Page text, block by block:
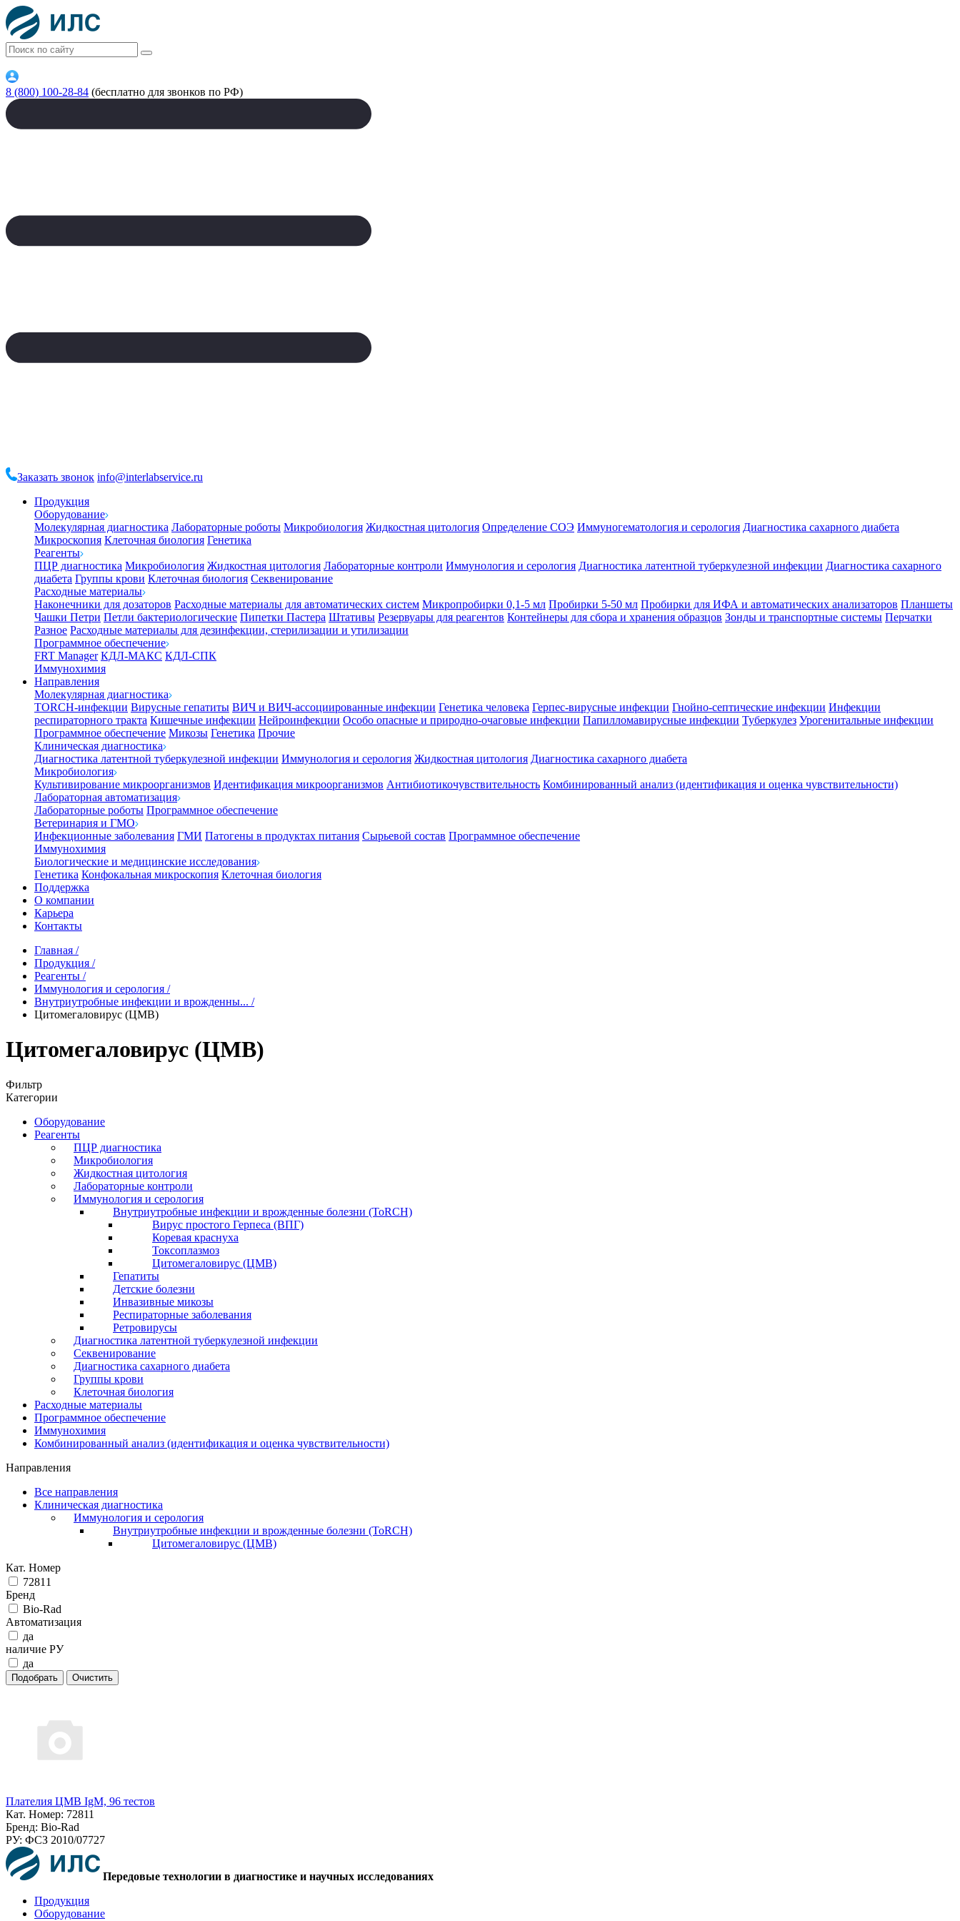
8 (800) 100-28-84 (бесплатно для звонков по РФ)
Заказать звонок info@interlabservice.ru
Продукция
Оборудование
Молекулярная диагностика Лабораторные роботы Микробиология Жидкостная цитология Определение СОЭ Иммуногематология и серология Диагностика сахарного диабета
Микроскопия Клеточная биология Генетика
Реагенты
ПЦР диагностика Микробиология Жидкостная цитология Лабораторные контроли Иммунология и серология Диагностика латентной туберкулезной инфекции Диагностика сахарного
диабета Группы крови Клеточная биология Секвенирование
Расходные материалы
Наконечники для дозаторов Расходные материалы для автоматических систем Микропробирки 0,1-5 мл Пробирки 5-50 мл Пробирки для ИФА и автоматических анализаторов Планшеты
Чашки Петри Петли бактериологические Пипетки Пастера Штативы Резервуары для реагентов Контейнеры для сбора и хранения образцов Зонды и транспортные системы Перчатки
Разное Расходные материалы для дезинфекции, стерилизации и утилизации
Программное обеспечение
FRT Manager КДЛ-МАКС КДЛ-СПК
Иммунохимия
Направления
Молекулярная диагностика
TORCH-инфекции Вирусные гепатиты ВИЧ и ВИЧ-ассоциированные инфекции Генетика человека Герпес-вирусные инфекции Гнойно-септические инфекции Инфекции
респираторного тракта Кишечные инфекции Нейроинфекции Особо опасные и природно-очаговые инфекции Папилломавирусные инфекции Туберкулез Урогенитальные инфекции
Программное обеспечение Микозы Генетика Прочие
Клиническая диагностика
Диагностика латентной туберкулезной инфекции Иммунология и серология Жидкостная цитология Диагностика сахарного диабета
Микробиология
Культивирование микроорганизмов Идентификация микроорганизмов Антибиотикочувствительность Комбинированный анализ (идентификация и оценка чувствительности)
Лабораторная автоматизация
Лабораторные роботы Программное обеспечение
Ветеринария и ГМО
Инфекционные заболевания ГМИ Патогены в продуктах питания Сырьевой состав Программное обеспечение
Иммунохимия
Биологические и медицинские исследования
Генетика Конфокальная микроскопия Клеточная биология
Поддержка
О компании
Карьера
Контакты
Главная /
Продукция /
Реагенты /
Иммунология и серология /
Внутриутробные инфекции и врожденны... /
Цитомегаловирус (ЦМВ)
Цитомегаловирус (ЦМВ)
Фильтр
Категории
Оборудование
Реагенты
ПЦР диагностика
Микробиология
Жидкостная цитология
Лабораторные контроли
Иммунология и серология
Внутриутробные инфекции и врожденные болезни (ToRCH)
Вирус простого Герпеса (ВПГ)
Коревая краснуха
Токсоплазмоз
Цитомегаловирус (ЦМВ)
Гепатиты
Детские болезни
Инвазивные микозы
Респираторные заболевания
Ретровирусы
Диагностика латентной туберкулезной инфекции
Секвенирование
Диагностика сахарного диабета
Группы крови
Клеточная биология
Расходные материалы
Программное обеспечение
Иммунохимия
Комбинированный анализ (идентификация и оценка чувствительности)
Направления
Все направления
Клиническая диагностика
Иммунология и серология
Внутриутробные инфекции и врожденные болезни (ToRCH)
Цитомегаловирус (ЦМВ)
Кат. Номер
72811
Бренд
Bio-Rad
Автоматизация
да
наличие РУ
да
Плателия ЦМВ IgM, 96 тестов
Кат. Номер: 72811
Бренд: Bio-Rad
РУ: ФСЗ 2010/07727
Передовые технологии в диагностике и научных исследованиях
Продукция
Оборудование